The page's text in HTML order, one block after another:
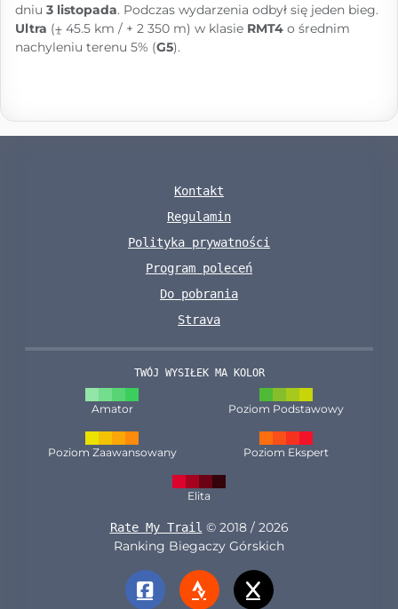
dniu 3 listopada. Podczas wydarzenia odbył się jeden bieg.
Ultra (⨦ 45.5 km / + 2 350 m) w klasie RMT4 o średnim
nachyleniu terenu 5% (G5).
Kontakt
Regulamin
Polityka prywatności
Program poleceń
Do pobrania
Strava
TWÓJ WYSIŁEK MA KOLOR
Amator Poziom Podstawowy
Poziom Zaawansowany Poziom Ekspert
Elita
Rate My Trail © 2018 / 2026
Ranking Biegaczy Górskich